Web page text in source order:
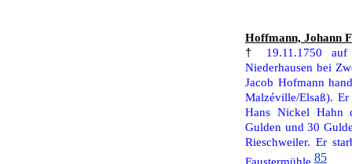
Hoffmann, Johann
† 19.11.1750
Niederhausen bei
Jacob Hofmann
Malzéville/Elsaß).
Hans Nickel Hahn
Gulden und 30
Rieschweiler. Er
Fau­stermühle 85.